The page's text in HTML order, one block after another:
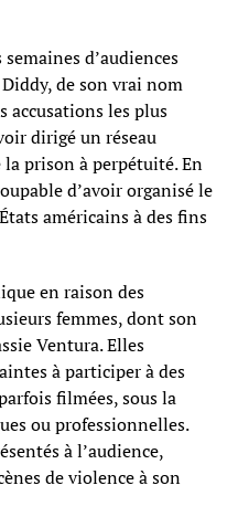
d’audiences
de son vrai nom
accusations les plus
dirigé un réseau
prison à perpétuité. En
d’avoir organisé le
américains à des fins
en raison des
femmes, dont son
Ventura. Elles
à participer à des
filmées, sous la
ou professionnelles.
à l’audience,
de violence à son